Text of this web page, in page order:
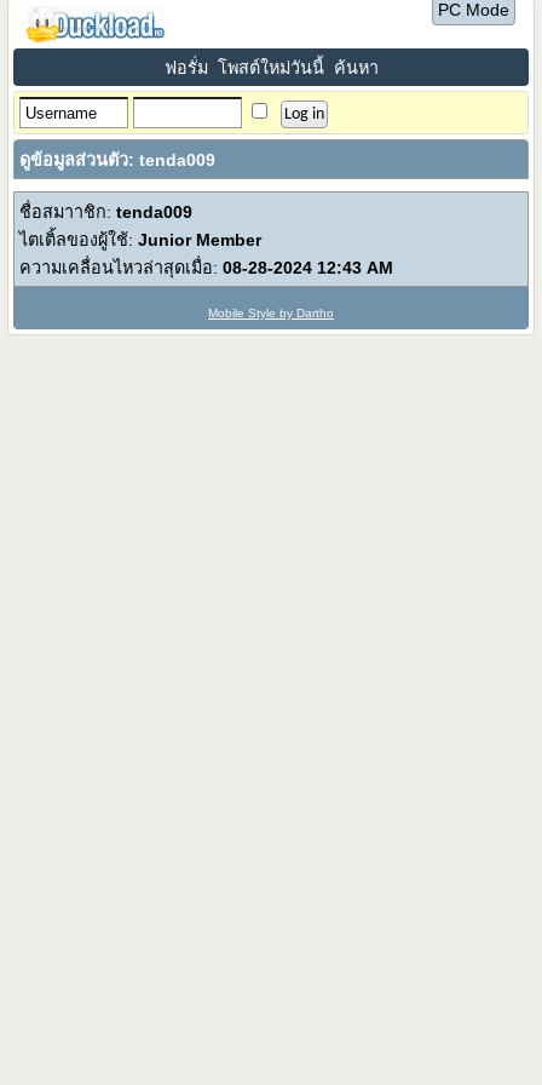
PC Mode
ฟอรั่ม โพสต์ใหม่วันนี้ ค้นหา
ดูข้อมูลส่วนตัว: tenda009
ชื่อสมาาชิก:tenda009
ไตเติ้ลของผู้ใช้:Junior Member
ความเคลื่อนไหวล่าสุดเมื่อ: 08-28-2024 12:43 AM
Mobile Style by Dartho